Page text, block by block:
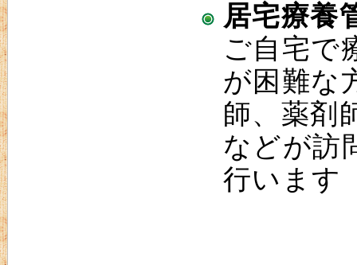
居宅療養
ご自宅で
が困難な
師、薬剤
などが訪
行います